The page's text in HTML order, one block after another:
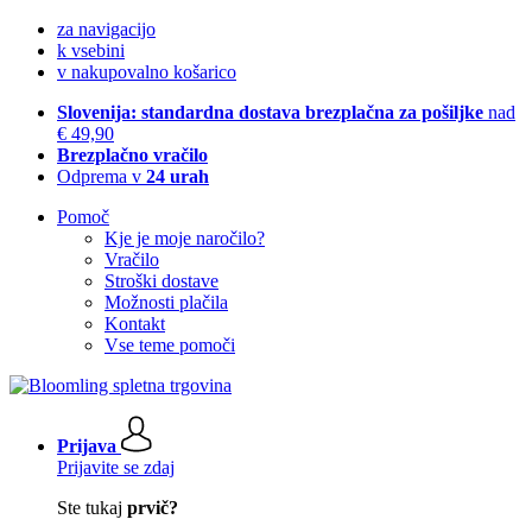
za navigacijo
k vsebini
v nakupovalno košarico
Slovenija: standardna dostava brezplačna za pošiljke nad
€ 49,90
Brezplačno vračilo
Odprema v 24 urah
Pomoč
Kje je moje naročilo?
Vračilo
Stroški dostave
Možnosti plačila
Kontakt
Vse teme pomoči
Prijava
Prijavite se zdaj
Ste tukaj prvič?